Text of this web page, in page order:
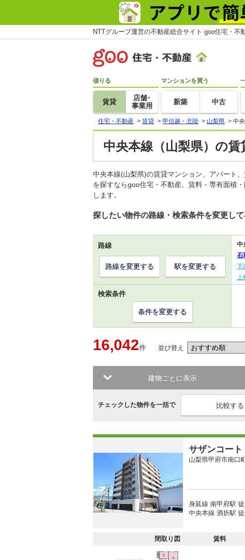
NTTグループ運営の不動産総合サイト goo住宅・不
借りる
賃貸
店舗･
事業用
マンションを買う
新築 中古
住宅・不動産 > 賃貸 > 甲信越・北陸 > 山梨県 > 中
中央本線（山梨県）の
中央本線(山梨県)の賃貸マンション、アパート
を探すならgoo住宅・不動産。賃料・専有面積
します。
探したい物件の路線・検索条件を変更し
路線 中
石
下
上
路線を変更する 駅を変更する
検索条件
条件を変更する
16,042件 並び替え
建物ごとに表示
チェックした物件を一括で
サザンコート
山梨県甲府市南口
身延線 南甲府駅
中央本線 酒折駅
間取り図 賃料